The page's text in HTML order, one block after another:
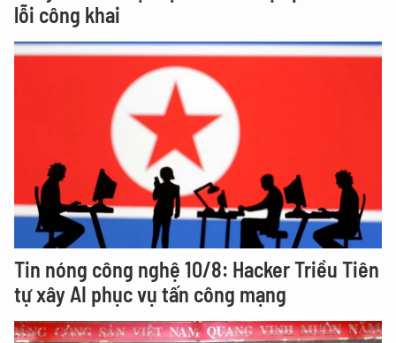
lỗi công khai
Tin nóng công nghệ 10/8: Hacker Triều Tiên
tự xây AI phục vụ tấn công mạng